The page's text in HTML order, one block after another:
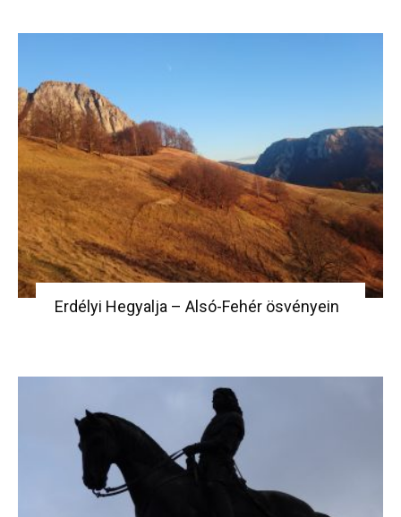
Erdélyi Hegyalja – Alsó-Fehér ösvényein